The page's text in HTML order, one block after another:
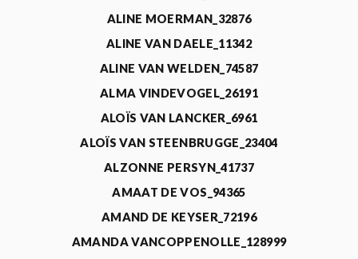
ALINE MOERMAN_32876
ALINE VAN DAELE_11342
ALINE VAN WELDEN_74587
ALMA VINDEVOGEL_26191
ALOÏS VAN LANCKER_6961
ALOÏS VAN STEENBRUGGE_23404
ALZONNE PERSYN_41737
AMAAT DE VOS_94365
AMAND DE KEYSER_72196
AMANDA VANCOPPENOLLE_128999